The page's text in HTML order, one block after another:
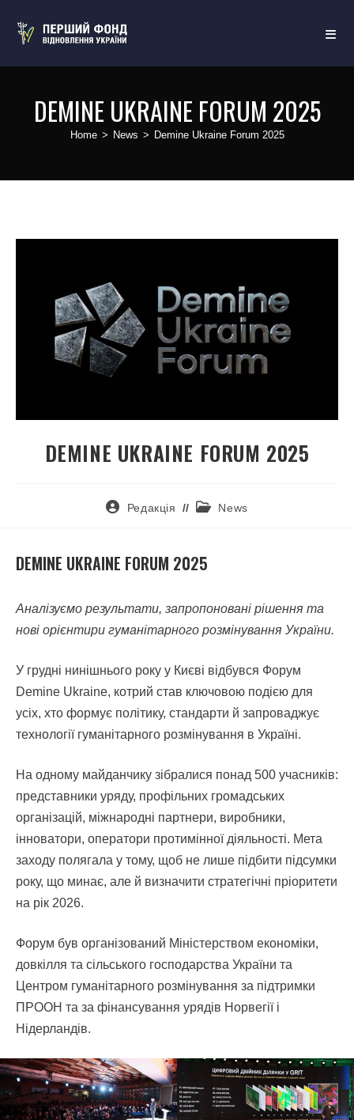
DEMINE UKRAINE FORUM 2025
Home > News > Demine Ukraine Forum 2025
DEMINE UKRAINE FORUM 2025
Редакція News
DEMINE UKRAINE FORUM 2025
Аналізуємо результати, запропоновані рішення та
нові орієнтири гуманітарного розмінування України.
У грудні нинішнього року у Києві відбувся Форум
Demine Ukraine, котрий став ключовою подією для
усіх, хто формує політику, стандарти й запроваджує
технології гуманітарного розмінування в Україні.
На одному майданчику зібралися понад 500 учасників:
представники уряду, профільних громадських
організацій, міжнародні партнери, виробники,
інноватори, оператори протимінної діяльності. Мета
заходу полягала у тому, щоб не лише підбити підсумки
року, що минає, але й визначити стратегічні пріоритети
на рік 2026.
Форум був організований Міністерством економіки,
довкілля та сільського господарства України та
Центром гуманітарного розмінування за підтримки
ПРООН та за фінансування урядів Норвегії і
Нідерландів.